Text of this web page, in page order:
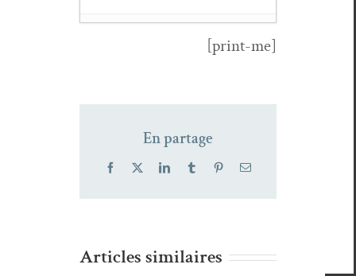
Les crises
juin 2026
Frédérique de
désar­mée désar­
vi­er 2026
Gérard
[print-me]
En partage
Facebook LinkedInTumblr PinterestEmail
Articles similaires